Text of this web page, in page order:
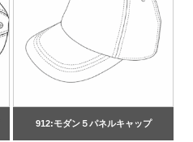
912:モダン５パネルキャップ